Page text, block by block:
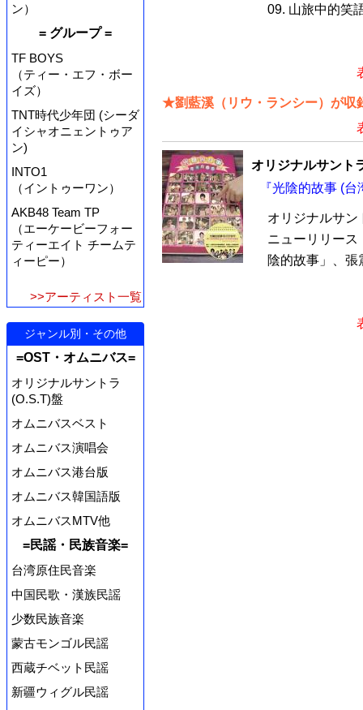
ン）
= グループ =
TF BOYS
（ティー・エフ・ボー
イズ）
TNT時代少年団 (シーダ
イシャオニェントゥア
ン)
INTO1
（イントゥーワン）
AKB48 Team TP
（エーケービーフォー
ティーエイト チームテ
ィーピー）
>>アーティスト一覧
ジャンル別・その他
=OST・オムニバス=
オリジナルサントラ
(O.S.T)盤
オムニバスベスト
オムニバス演唱会
オムニバス港台版
オムニバス韓国語版
オムニバスMTV他
=民謡・民族音楽=
台湾原住民音楽
中国民歌・漢族民謡
少数民族音楽
蒙古モンゴル民謡
西蔵チベット民謡
新疆ウィグル民謡
09. 山旅中的笑
★劉藍溪（リウ・ランシー）が収
オリジナルサント
『光陰的故事 (
オリジナルサン
ニューリリース
陰的故事」、